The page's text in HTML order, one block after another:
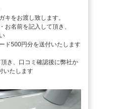
キをお渡し致します。
お名前を記入して頂き、
ド500円分を送付いたします
き、口コミ確認後に弊社か
いたします